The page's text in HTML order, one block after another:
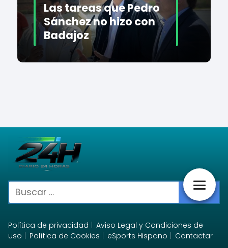
Las tareas que Pedro
Sánchez no hizo con
Badajoz
Política de privacidad
Aviso Legal y Condiciones de
uso
Política de Cookies eSports Hispano Contactar